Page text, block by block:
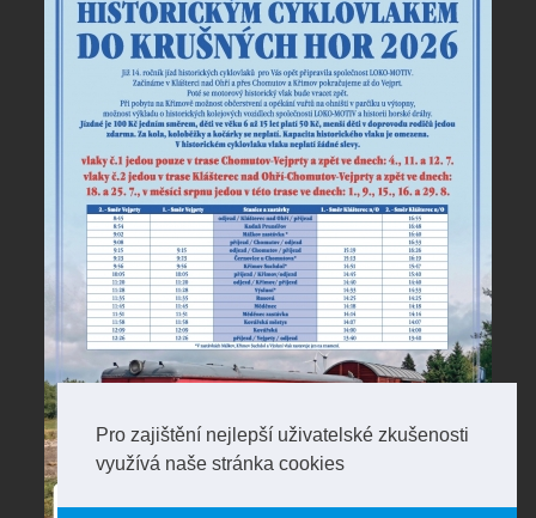
Pro zajištění nejlepší uživatelské zkušenosti
využívá naše stránka cookies